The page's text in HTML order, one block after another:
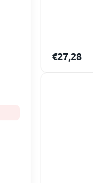
€27,28